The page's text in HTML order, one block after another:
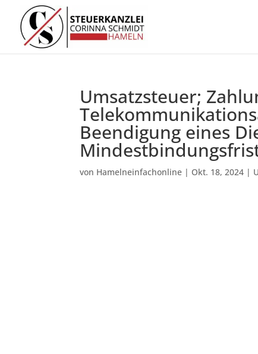
Umsatzsteuer;
Beendigung eines
von Hamelneinfachonline | Okt. 18, 2024 |